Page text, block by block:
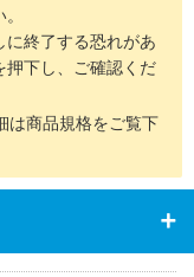
に終了する恐れがあ
押下し、ご確認くだ
は商品規格をご覧下